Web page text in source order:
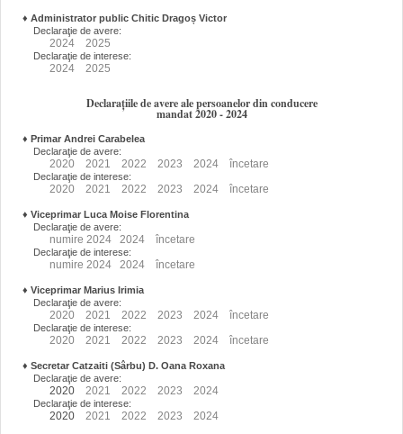
♦ Administrator public Chitic Dragoș Victor
Declaraţie de avere:
2024 2025
Declaraţie de interese:
2024 2025
Declarațiile de avere ale persoanelor din conducere
mandat 2020 - 2024
♦ Primar Andrei Carabelea
Declaraţie de avere:
2020 2021 2022 2023 2024 încetare
Declaraţie de interese:
2020 2021 2022 2023 2024 încetare
♦ Viceprimar Luca Moise Florentina
Declaraţie de avere:
numire 2024 2024 încetare
Declaraţie de interese:
numire 2024 2024 încetare
♦ Viceprimar Marius Irimia
Declaraţie de avere:
2020 2021 2022 2023 2024 încetare
Declaraţie de interese:
2020 2021 2022 2023 2024 încetare
♦ Secretar Catzaiti (Sârbu) D. Oana Roxana
Declaraţie de avere:
2020 2021 2022 2023 2024
Declaraţie de interese:
2020 2021 2022 2023 2024